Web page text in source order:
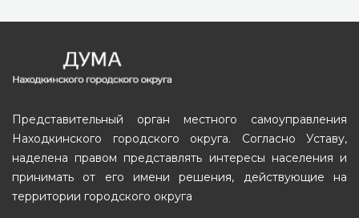
Представительный орган местного самоуправления
Находкинского городского округа. Согласно Уставу,
наделена правом представлять интересы населения и
принимать от его имени решения, действующие на
территории городского округа